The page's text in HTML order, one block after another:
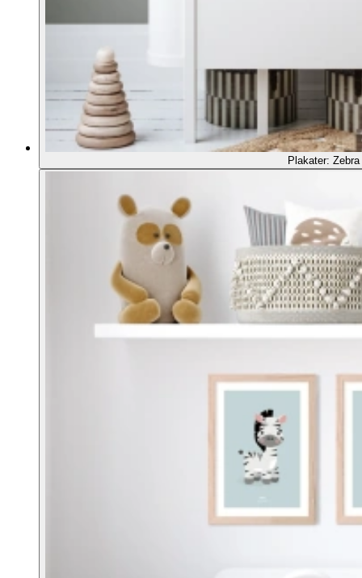
Plakater: Zebra